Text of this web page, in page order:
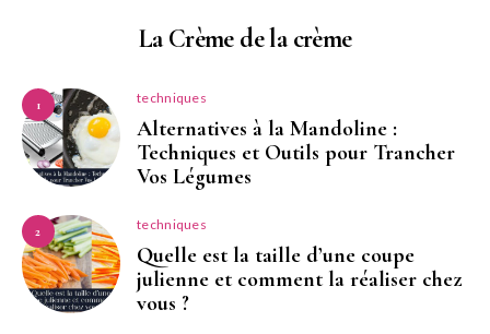
La Crème de la crème
1 techniques
Alternatives à la Mandoline :
Techniques et Outils pour Trancher
Vos Légumes
2 techniques
Quelle est la taille d’une coupe
julienne et comment la réaliser chez
vous ?